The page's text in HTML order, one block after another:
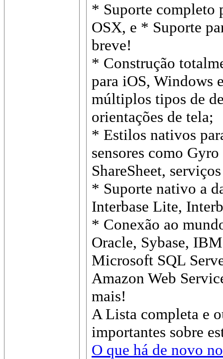
* Suporte completo
OSX, e * Suporte
breve!
* Construção
para iOS, Windows
múltiplos tipos de
orientações de tela;
* Estilos nativos
sensores como
ShareSheet,
* Suporte nativo a
Interbase Lite,
* Conexão ao
Oracle, Sybase,
Microsoft SQL
Amazon Web
mais!
A Lista completa e
importantes sobre
O que há de novo